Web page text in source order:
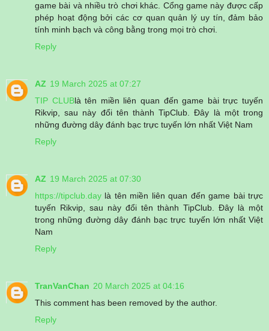
game bài và nhiều trò chơi khác. Cổng game này được cấp
phép hoạt động bởi các cơ quan quản lý uy tín, đảm bảo
tính minh bạch và công bằng trong mọi trò chơi.
Reply
AZ 19 March 2025 at 07:27
TIP CLUBlà tên miền liên quan đến game bài trực tuyến
Rikvip, sau này đổi tên thành TipClub. Đây là một trong
những đường dây đánh bạc trực tuyến lớn nhất Việt Nam
Reply
AZ 19 March 2025 at 07:30
https://tipclub.day là tên miền liên quan đến game bài trực
tuyến Rikvip, sau này đổi tên thành TipClub. Đây là một
trong những đường dây đánh bạc trực tuyến lớn nhất Việt
Nam
Reply
TranVanChan 20 March 2025 at 04:16
This comment has been removed by the author.
Reply